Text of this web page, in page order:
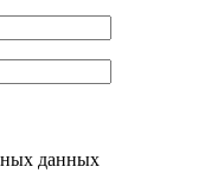
данных